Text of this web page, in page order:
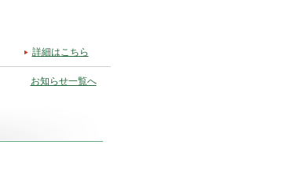
詳細はこちら
お知らせ一覧へ